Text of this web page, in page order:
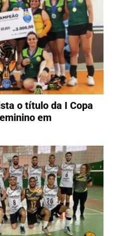
o título da I Copa
em